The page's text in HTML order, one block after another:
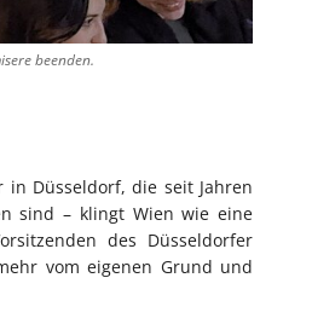
beenden.
Düsseldorf, die seit Jahren
sind – klingt Wien wie eine
des Düsseldorfer
vom eigenen Grund und